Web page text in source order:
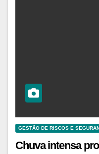
GESTÃO DE RISCOS E
Chuva intensa